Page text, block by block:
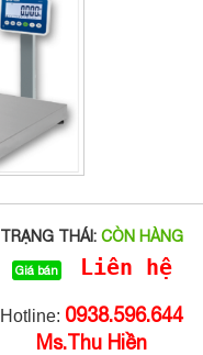
TRẠNG THÁI: CÒN HÀNG
Giá bán Liên hệ
Hotline: 0938.596.644
Ms.Thu Hiền